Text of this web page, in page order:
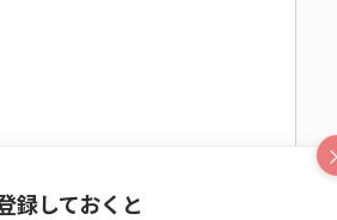
録しておくと